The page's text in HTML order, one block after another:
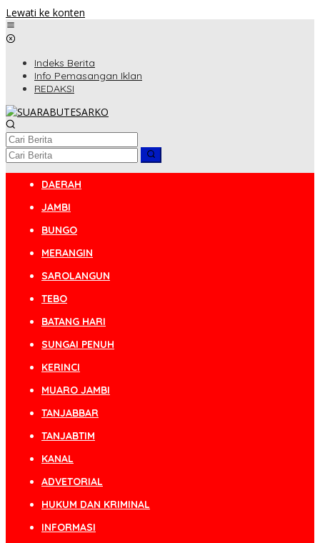
Lewati ke konten
Indeks Berita
Info Pemasangan Iklan
REDAKSI
DAERAH
JAMBI
BUNGO
MERANGIN
SAROLANGUN
TEBO
BATANG HARI
SUNGAI PENUH
KERINCI
MUARO JAMBI
TANJABBAR
TANJABTIM
KANAL
ADVETORIAL
HUKUM DAN KRIMINAL
INFORMASI